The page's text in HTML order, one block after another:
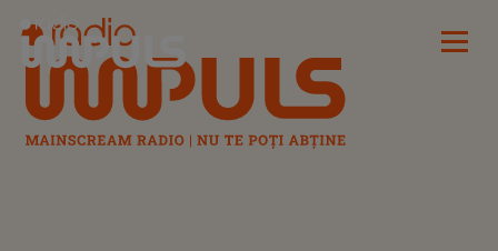
Radio Impuls